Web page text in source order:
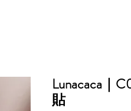
Lunacaca｜
貼